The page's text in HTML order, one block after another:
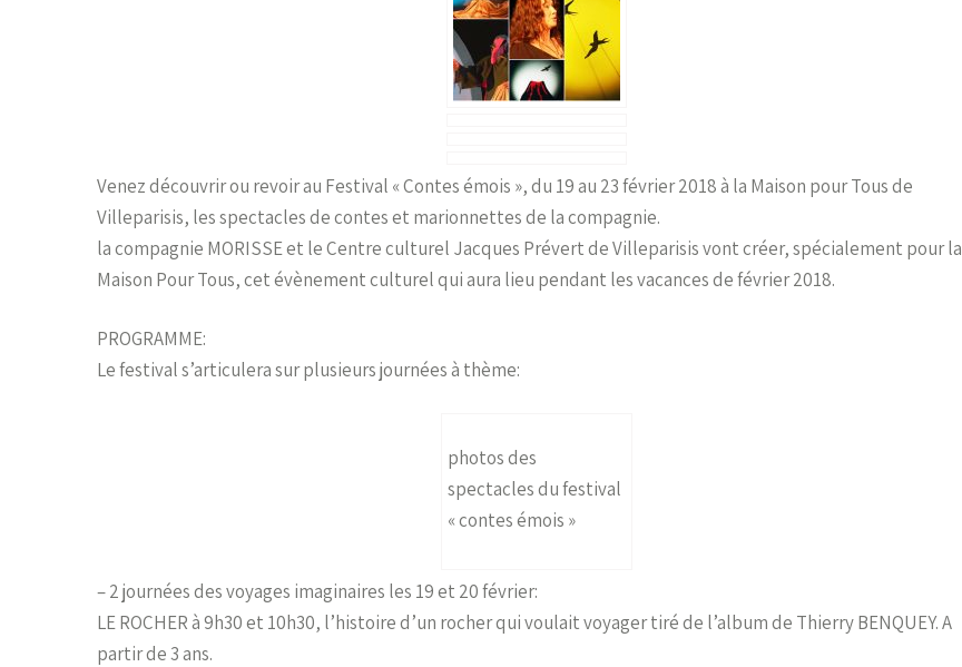
Venez découvrir ou revoir au Festival « Contes émois », du 19 au 23 février 2018 à la Maison pour Tous de
Villeparisis, les spectacles de contes et marionnettes de la compagnie.
la compagnie MORISSE et le Centre culturel Jacques Prévert de Villeparisis vont créer, spécialement pour la
Maison Pour Tous, cet évènement culturel qui aura lieu pendant les vacances de février 2018.
PROGRAMME:
Le festival s’articulera sur plusieurs journées à thème:
photos des
spectacles du festival
« contes émois »
– 2 journées des voyages imaginaires les 19 et 20 février:
LE ROCHER à 9h30 et 10h30, l’histoire d’un rocher qui voulait voyager tiré de l’album de Thierry BENQUEY. A
partir de 3 ans.